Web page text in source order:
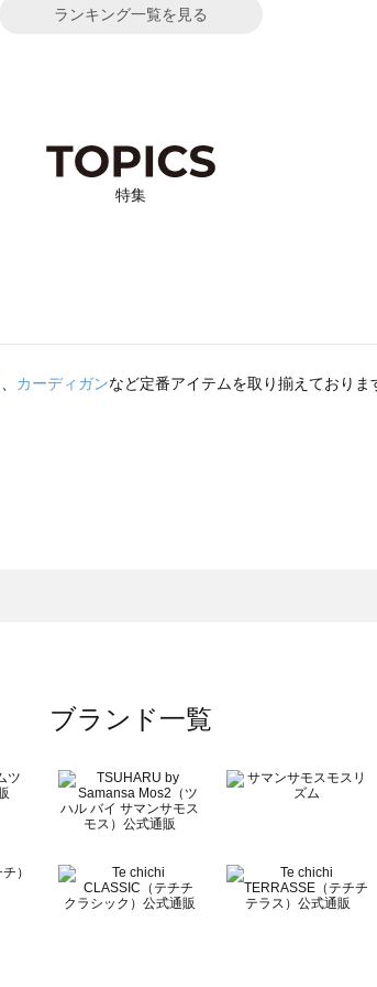
ランキング一覧を見る
特集
、 カーディガンなど定番アイテムを取り揃えておりま
ブランド一覧